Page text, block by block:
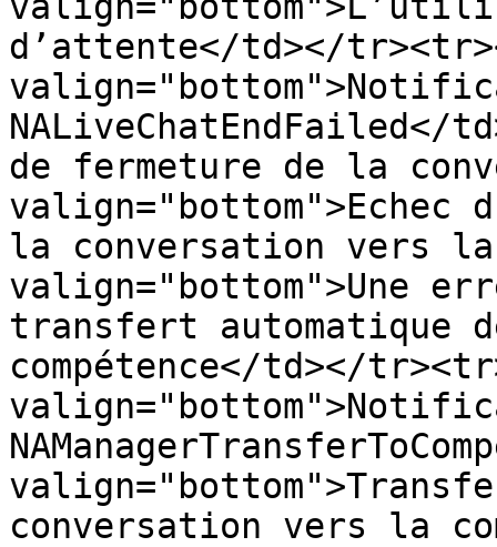
d’attente</td></
NALiveChatEndFailed</
de fermeture de la
valign="bottom">Echec
la conversation vers la
valign="bottom">Une
transfert automatique
compétence</td></
conversation vers la